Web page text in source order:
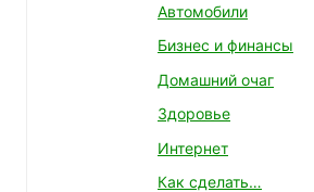
Автомобили
Бизнес и финансы
Домашний очаг
Здоровье
Интернет
Как сделать…